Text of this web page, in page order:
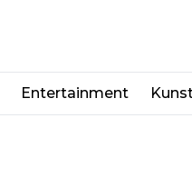
Entertainment